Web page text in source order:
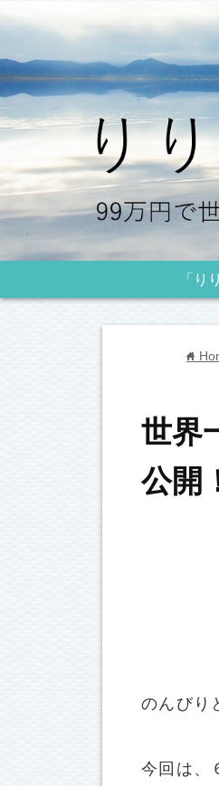
「り
home
世界
公開
のんびり
今回は、